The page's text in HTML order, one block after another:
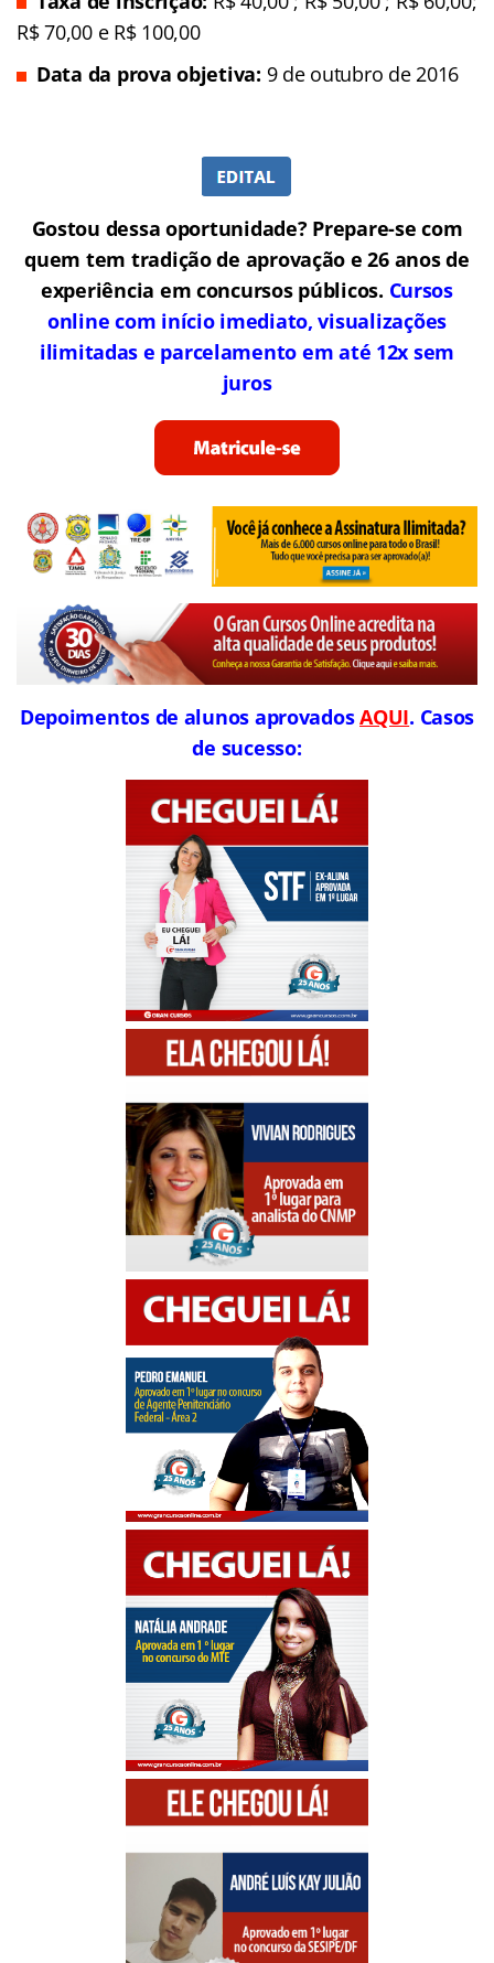
R$ 70,00 e R$ 100,00
Data da prova objetiva: 9 de outubro de 2016
Gostou dessa oportunidade? Prepare-se com
quem tem tradição de aprovação e 26 anos de
experiência em concursos públicos. Cursos
online com início imediato, visualizações
ilimitadas e parcelamento em até 12x sem
juros
Depoimentos de alunos aprovadosAQUI. Casos
de sucesso: